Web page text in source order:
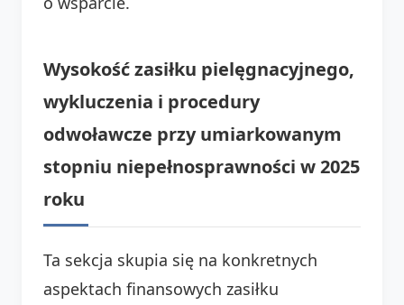
Wysokość zasiłku pielęgnacyjnego,
wykluczenia i procedury
odwoławcze przy umiarkowanym
stopniu niepełnosprawności w 2025
roku
Ta sekcja skupia się na konkretnych
aspektach finansowych zasiłku